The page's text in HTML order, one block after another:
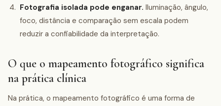
Fotografia isolada pode enganar. Iluminação, ângulo,
foco, distância e comparação sem escala podem
reduzir a confiabilidade da interpretação.
O que o mapeamento fotográfico significa
na prática clínica
Na prática, o mapeamento fotográfico é uma forma de